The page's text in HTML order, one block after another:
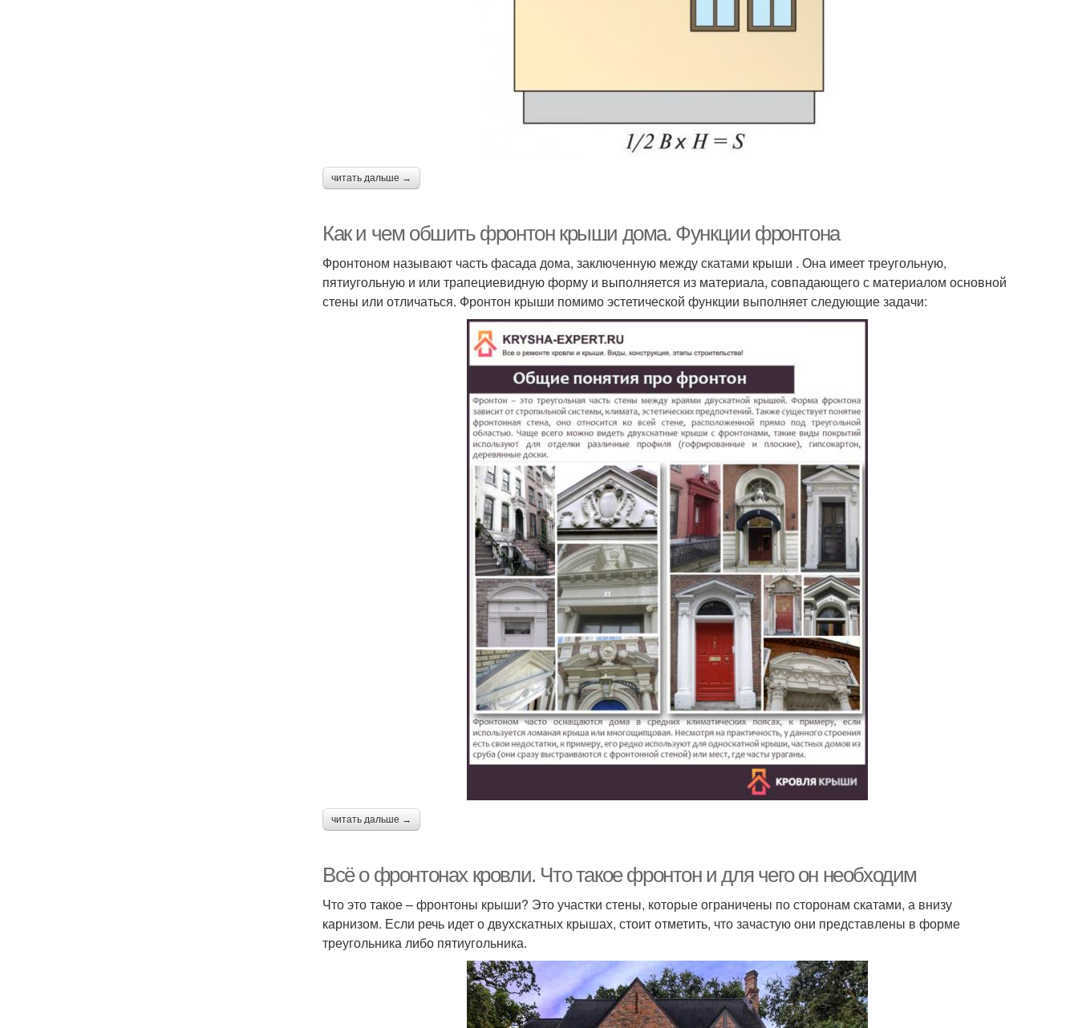
читать дальше →
Как и чем обшить фронтон крыши дома. Функции фронтона
Фронтоном называют часть фасада дома, заключенную между скатами крыши . Она имеет треугольную,
пятиугольную и или трапециевидную форму и выполняется из материала, совпадающего с материалом основной
стены или отличаться. Фронтон крыши помимо эстетической функции выполняет следующие задачи:
читать дальше →
Всё о фронтонах кровли. Что такое фронтон и для чего он необходим
Что это такое – фронтоны крыши? Это участки стены, которые ограничены по сторонам скатами, а внизу
карнизом. Если речь идет о двухскатных крышах, стоит отметить, что зачастую они представлены в форме
треугольника либо пятиугольника.